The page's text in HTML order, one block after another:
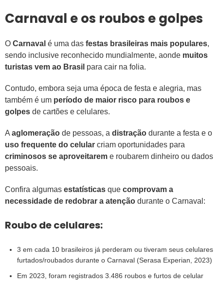
Carnaval e os roubos e golpes
O Carnaval é uma das festas brasileiras mais populares,
sendo inclusive reconhecido mundialmente, aonde muitos
turistas vem ao Brasil para cair na folia.
Contudo, embora seja uma época de festa e alegria, mas
também é um período de maior risco para roubos e
golpes de cartões e celulares.
A aglomeração de pessoas, a distração durante a festa e o
uso frequente do celular criam oportunidades para
criminosos se aproveitarem e roubarem dinheiro ou dados
pessoais.
Confira algumas estatísticas que comprovam a
necessidade de redobrar a atenção durante o Carnaval:
Roubo de celulares:
3 em cada 10 brasileiros já perderam ou tiveram seus celulares
furtados/roubados durante o Carnaval (Serasa Experian, 2023)
Em 2023, foram registrados 3.486 roubos e furtos de celular